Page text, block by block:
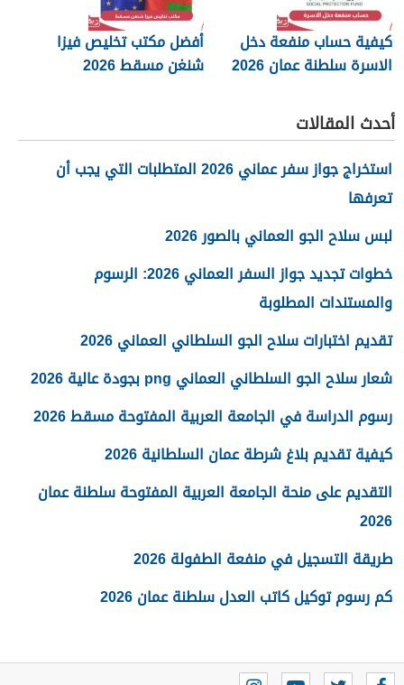
كيفية حساب منفعة دخل
الاسرة سلطنة عمان 2026
أفضل مكتب تخليص فيزا
شنغن مسقط 2026
أحدث المقالات
استخراج جواز سفر عماني 2026 المتطلبات التي يجب أن
تعرفها
لبس سلاح الجو العماني بالصور 2026
خطوات تجديد جواز السفر العماني 2026: الرسوم
والمستندات المطلوبة
تقديم اختبارات سلاح الجو السلطاني العماني 2026
شعار سلاح الجو السلطاني العماني png بجودة عالية 2026
رسوم الدراسة في الجامعة العربية المفتوحة مسقط 2026
كيفية تقديم بلاغ شرطة عمان السلطانية 2026
التقديم على منحة الجامعة العربية المفتوحة سلطنة عمان
2026
طريقة التسجيل في منفعة الطفولة 2026
كم رسوم توكيل كاتب العدل سلطنة عمان 2026